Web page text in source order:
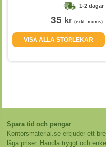
1-2 dagar
35 kr (exkl. moms)
VISA ALLA STORLEKAR
Spara tid och pengar
Kontorsmaterial.se erbjuder ett
låga priser. Handla tryggt och